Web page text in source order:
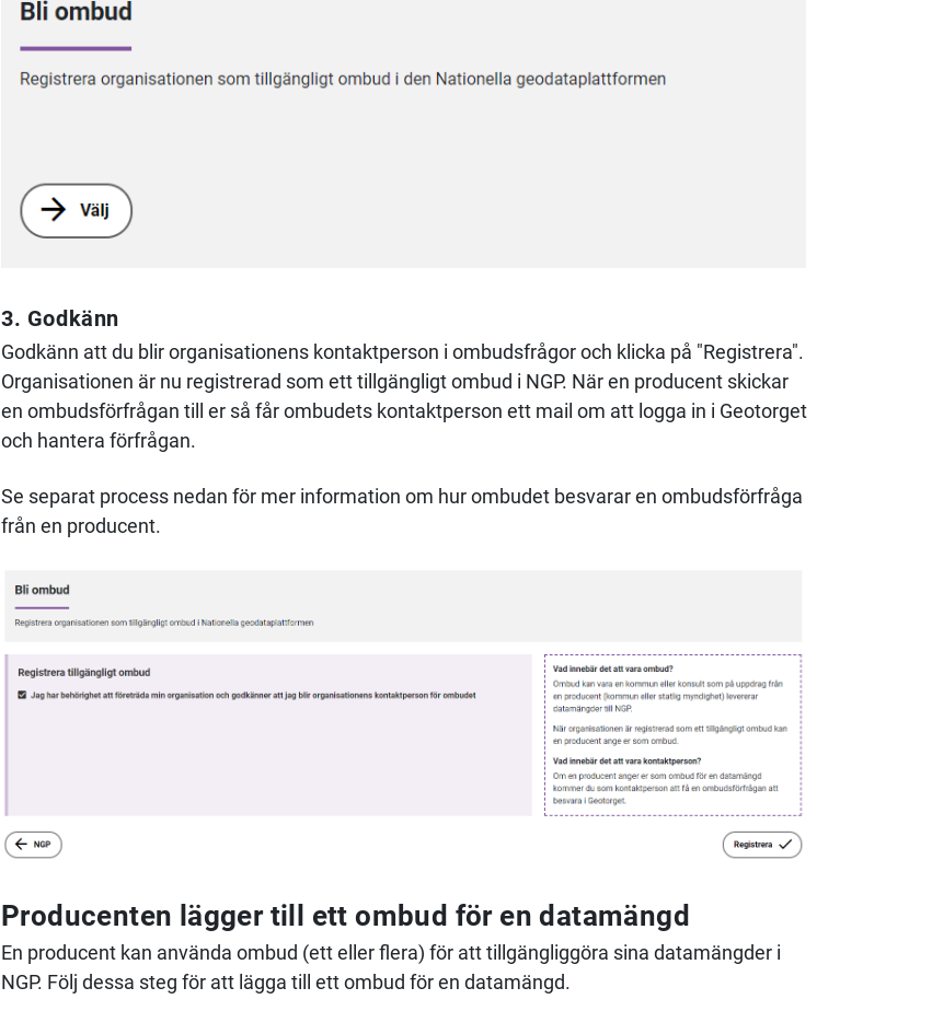
3. Godkänn
Godkänn att du blir organisationens kontaktperson i ombudsfrågor och klicka på "Registrera".
Organisationen är nu registrerad som ett tillgängligt ombud i NGP. När en producent skickar
en ombudsförfrågan till er så får ombudets kontaktperson ett mail om att logga in i Geotorget
och hantera förfrågan.
Se separat process nedan för mer information om hur ombudet besvarar en ombudsförfråga
från en producent.
Producenten lägger till ett ombud för en datamängd
En producent kan använda ombud (ett eller flera) för att tillgängliggöra sina datamängder i
NGP. Följ dessa steg för att lägga till ett ombud för en datamängd.